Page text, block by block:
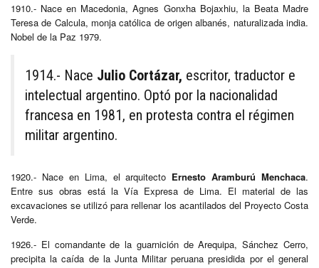
1910.- Nace en Macedonia, Agnes Gonxha Bojaxhiu, la Beata Madre
Teresa de Calcula, monja católica de origen albanés, naturalizada india.
Nobel de la Paz 1979.
1914.- Nace Julio Cortázar, escritor, traductor e
intelectual argentino. Optó por la nacionalidad
francesa en 1981, en protesta contra el régimen
militar argentino.​
1920.- Nace en Lima, el arquitecto Ernesto Aramburú Menchaca.
Entre sus obras está la Vía Expresa de Lima. El material de las
excavaciones se utilizó para rellenar los acantilados del Proyecto Costa
Verde.
1926.- El comandante de la guarnición de Arequipa, Sánchez Cerro,
precipita la caída de la Junta Militar peruana presidida por el general